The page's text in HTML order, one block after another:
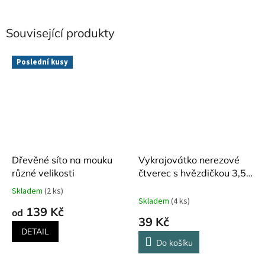
Související produkty
Poslední kusy
Dřevěné síto na mouku
různé velikosti
Průměrné
produktu
Skladem (2 ks)
od 139 Kč
DETAIL
Vykrajovátko nerezové
čtverec s hvězdičkou 3,5
Skladem (4 ks)
39 Kč
Do košíku